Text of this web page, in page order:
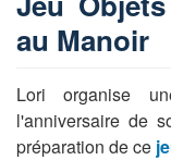
au Manoir
Lori organise
l'anniversaire de
préparation de ce